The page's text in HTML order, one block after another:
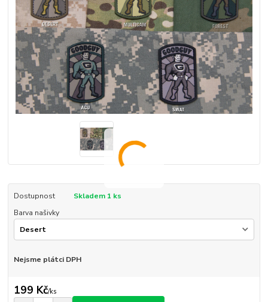
Dostupnost
Skladem 1 ks
Barva našivky
Nejsme plátci DPH
199 Kč/ks